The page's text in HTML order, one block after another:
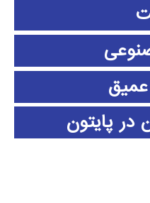
عمیق
در پایتون